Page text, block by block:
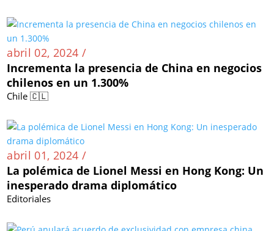
abril 02, 2024 /
Incrementa la presencia de China en negocios
chilenos en un 1.300%
Chile 🇨🇱
abril 01, 2024 /
La polémica de Lionel Messi en Hong Kong: Un
inesperado drama diplomático
Editoriales